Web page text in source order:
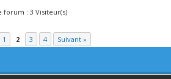
forum : 3 Visiteur(s)
1 2 3 4 Suivant »